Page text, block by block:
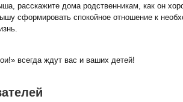
расскажите дома родственникам, как он
сформировать спокойное отношение к
всегда ждут вас и ваших детей!